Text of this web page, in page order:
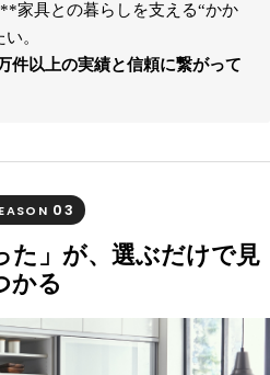
家具との暮らしを支える“かか
。
件以上の実績と信頼に繋がって
03
た」が、選ぶだけで見
かる